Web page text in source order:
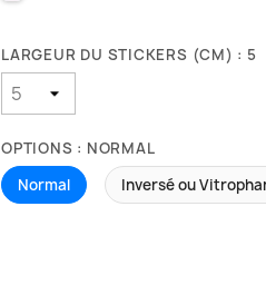
LARGEUR DU STICKERS (CM) : 5
OPTIONS : NORMAL
Normal
Inversé ou